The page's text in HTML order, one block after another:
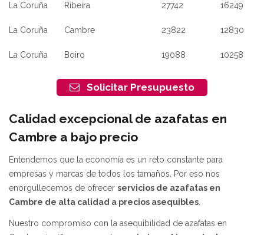
La Coruña Ribeira 27742 16249
La Coruña Cambre 23822 12830
La Coruña Boiro 19088 10258
Solicitar Presupuesto
Calidad excepcional de azafatas en
Cambre a bajo precio
Entendemos que la economía es un reto constante para
empresas y marcas de todos los tamaños. Por eso nos
enorgullecemos de ofrecer servicios de azafatas en
Cambre de alta calidad a precios asequibles
Nuestro compromiso con la asequibilidad de azafatas en